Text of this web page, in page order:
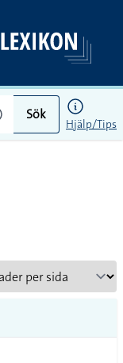
Sök
Hjälp/Tips